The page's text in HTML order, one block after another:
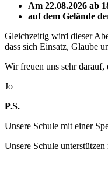
Am 22.08.2026 ab
auf dem Gelände
Gleichzeitig wird dieser
dass sich Einsatz, Glaube
Wir freuen uns sehr darauf,
Jo
P.S.
Unsere Schule mit einer
Unsere Schule